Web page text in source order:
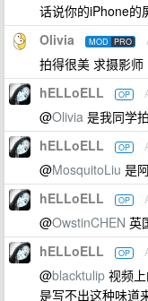
话说你的iPhone的
Olivia MOD PRO
拍得很美 求摄影师
hELLoELL OP
@Olivia 是我同学
hELLoELL OP
@MosquitoLiu 是阿
hELLoELL OP
@OwstinCHEN 英
hELLoELL OP
@blacktulip 视频
是写不出这种味道